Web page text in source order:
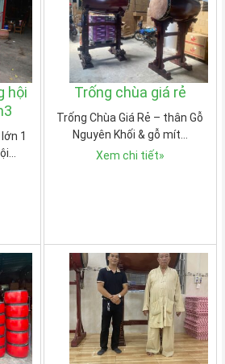
hội
1
Trống chùa giá rẻ
Trống Chùa Giá Rẻ – thân Gỗ
Nguyên Khối & gỗ mít…
Xem chi tiết»